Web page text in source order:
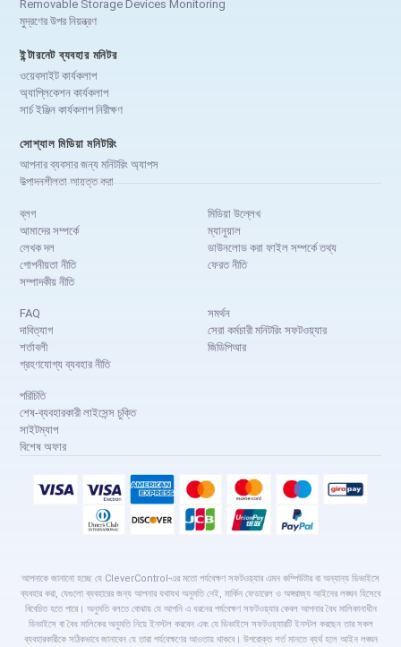
Removable Storage Devices Monitoring
মুদ্রণের উপর নিয়ন্ত্রণ
ইন্টারনেট ব্যবহার মনিটর
ওয়েবসাইট কার্যকলাপ
অ্যাপ্লিকেশন কার্যকলাপ
সার্চ ইঞ্জিন কার্যকলাপ নিরীক্ষণ
সোশ্যাল মিডিয়া মনিটরিং
আপনার ব্যবসার জন্য মনিটরিং অ্যাপস
উত্পাদনশীলতা আয়ত্ত করা
ব্লগ
আমাদের সম্পর্কে
লেখক দল
গোপনীয়তা নীতি
সম্পাদকীয় নীতি
মিডিয়া উল্লেখ
ম্যানুয়াল
ডাউনলোড করা ফাইল সম্পর্কে তথ্য
ফেরত নীতি
FAQ
দাবিত্যাগ
শর্তাবলী
গ্রহণযোগ্য ব্যবহার নীতি
সমর্থন
সেরা কর্মচারী মনিটরিং সফটওয়্যার
জিডিপিআর
পরিচিতি
শেষ-ব্যবহারকারী লাইসেন্স চুক্তি
সাইটম্যাপ
বিশেষ অফার
আপনাকে জানানো হচ্ছে যে CleverControl-এর মতো পর্যবেক্ষণ সফটওয়্যার এমন কম্পিউটার বা অন্যান্য ডিভাইসে
ব্যবহার করা, যেগুলো ব্যবহারের জন্য আপনার যথাযথ অনুমতি নেই, মার্কিন ফেডারেল ও অঙ্গরাজ্য আইনের লঙ্ঘন হিসেবে
বিবেচিত হতে পারে। অনুমতি বলতে বোঝায় যে আপনি এ ধরনের পর্যবেক্ষণ সফটওয়্যার কেবল আপনার বৈধ মালিকানাধীন
ডিভাইসে বা বৈধ মালিকের অনুমতি নিয়ে ইনস্টল করবেন এবং যে ডিভাইসে সফটওয়্যারটি ইনস্টল করছেন তার সকল
ব্যবহারকারীকে সঠিকভাবে জানাবেন যে তারা পর্যবেক্ষণের আওতায় থাকবে। উপরোক্ত শর্ত মানতে ব্যর্থ হলে আইন লঙ্ঘন